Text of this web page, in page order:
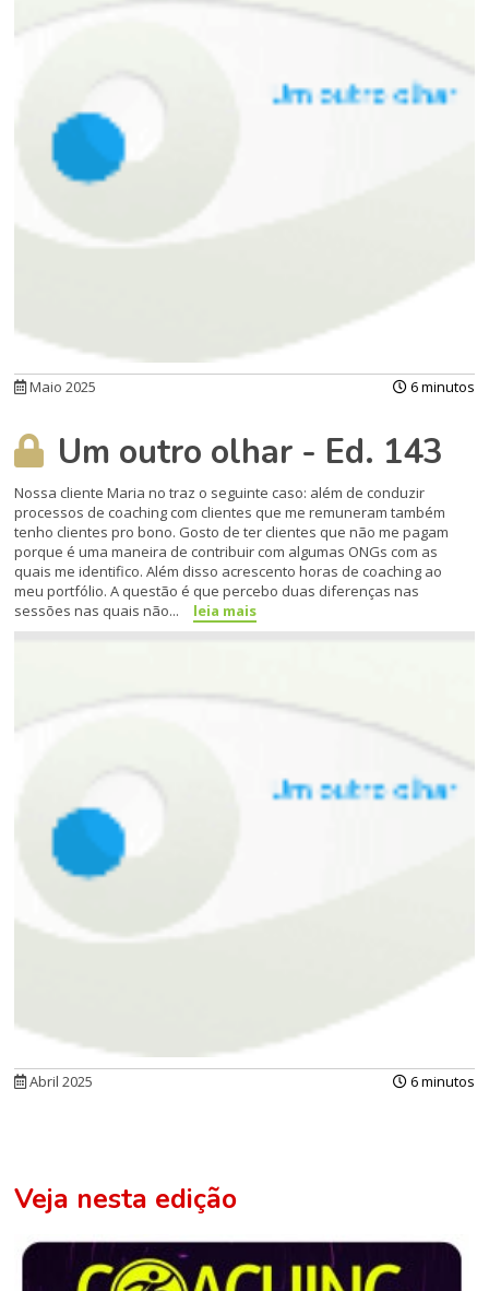
Maio 2025 6 minutos
Um outro olhar - Ed. 143
Nossa cliente Maria no traz o seguinte caso: além de conduzir
processos de coaching com clientes que me remuneram também
tenho clientes pro bono. Gosto de ter clientes que não me pagam
porque é uma maneira de contribuir com algumas ONGs com as
quais me identifico. Além disso acrescento horas de coaching ao
meu portfólio. A questão é que percebo duas diferenças nas
sessões nas quais não...
leia mais
Abril 2025 6 minutos
Veja nesta edição